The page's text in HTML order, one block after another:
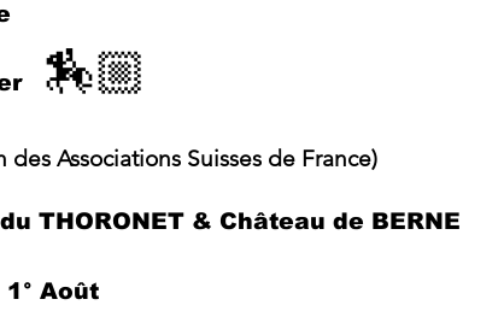
🏇🏼
des Associations Suisses de France)
THORONET & Château de BERNE
1° Août